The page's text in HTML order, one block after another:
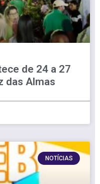
de 24 a 27
das Almas
NOTÍCIAS